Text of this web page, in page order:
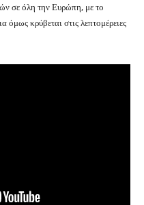
σε όλη την Ευρώπη, με το
όμως κρύβεται στις λεπτομέρειες